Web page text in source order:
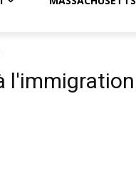
l'immigration